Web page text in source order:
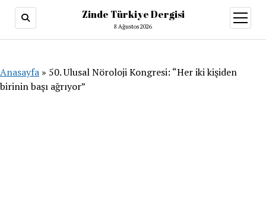
Zinde Türkiye Dergisi
8 Ağustos 2026
aç
Anasayfa » 50. Ulusal Nöroloji Kongresi: “Her iki kişiden
birinin başı ağrıyor”